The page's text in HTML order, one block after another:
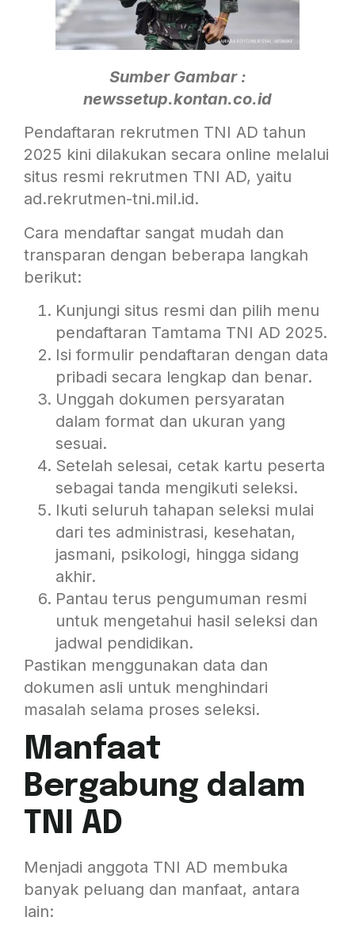
Sumber Gambar :
newssetup.kontan.co.id
Pendaftaran rekrutmen TNI AD tahun
2025 kini dilakukan secara online melalui
situs resmi rekrutmen TNI AD, yaitu
ad.rekrutmen-tni.mil.id.
Cara mendaftar sangat mudah dan
transparan dengan beberapa langkah
berikut:
Kunjungi situs resmi dan pilih menu
pendaftaran Tamtama TNI AD 2025.
Isi formulir pendaftaran dengan data
pribadi secara lengkap dan benar.
Unggah dokumen persyaratan
dalam format dan ukuran yang
sesuai.
Setelah selesai, cetak kartu peserta
sebagai tanda mengikuti seleksi.
Ikuti seluruh tahapan seleksi mulai
dari tes administrasi, kesehatan,
jasmani, psikologi, hingga sidang
akhir.
Pantau terus pengumuman resmi
untuk mengetahui hasil seleksi dan
jadwal pendidikan.
Pastikan menggunakan data dan
dokumen asli untuk menghindari
masalah selama proses seleksi.
Manfaat
Bergabung dalam
TNI AD
Menjadi anggota TNI AD membuka
banyak peluang dan manfaat, antara
lain: